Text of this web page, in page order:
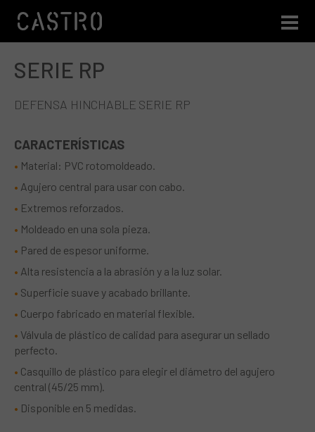
Pasar al contenido principal
SERIE RP
DEFENSA HINCHABLE SERIE RP
CARACTERÍSTICAS
Material: PVC rotomoldeado.
Agujero central para usar con cabo.
Extremos reforzados.
Moldeado en una sola pieza.
Pared de espesor uniforme.
Alta resistencia a la abrasión y a la luz solar.
Superficie suave y acabado brillante.
Cuerpo fabricado en material flexible.
Válvula de plástico de calidad para asegurar un sellado
perfecto.
Casquillo de plástico para elegir el diámetro del agujero
central (45/25 mm).
Disponible en 5 medidas.